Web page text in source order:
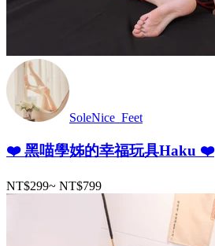
SoleNice_Feet
❤️ 黑喵學姊的幸福玩具Haku ❤️
NT$299~ NT$799